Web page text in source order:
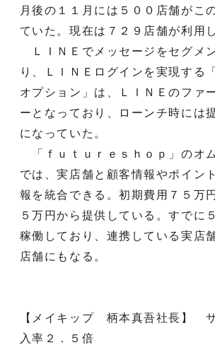
月後の１１月には５００店舗がこ
ていた。現在は７２９店舗が利用
ＬＩＮＥでメッセージをセグメ
り、ＬＩＮＥログインを実現する
オプション」は、ＬＩＮＥのファ
ーとなっており、ローンチ時には
になっていた。
「ｆｕｔｕｒｅｓｈｏｐ」のオ
では、実店舗と顧客情報やポイン
報を統合できる。初期費用７５万
５万円から提供している。すでに
稼働しており、連携している実店
店舗にもなる。
【メイキップ 柄本真吾社長】
入率２．５倍